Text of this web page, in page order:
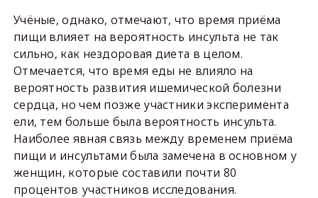
Учёные, однако, отмечают, что время приёма
пищи влияет на вероятность инсульта не так
сильно, как нездоровая диета в целом.
Отмечается, что время еды не влияло на
вероятность развития ишемической болезни
сердца, но чем позже участники эксперимента
ели, тем больше была вероятность инсульта.
Наиболее явная связь между временем приёма
пищи и инсультами была замечена в основном у
женщин, которые составили почти 80
процентов участников исследования.